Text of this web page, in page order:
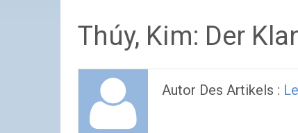
Thúy, Kim: Der
Autor Des Artikels :